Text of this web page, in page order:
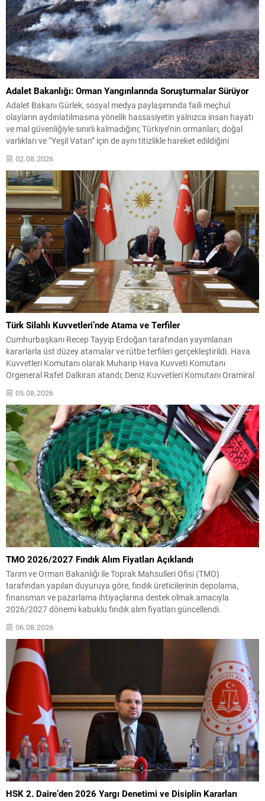
Adalet Bakanlığı: Orman Yangınlarında Soruşturmalar Sürüyor
Adalet Bakanı Gürlek, sosyal medya paylaşımında faili meçhul
olayların aydınlatılmasına yönelik hassasiyetin yalnızca insan hayatı
ve mal güvenliğiyle sınırlı kalmadığını; Türkiye’nin ormanları, doğal
varlıkları ve “Yeşil Vatan” için de aynı titizlikle hareket edildiğini
vurguladı. Bakanlık bünyesinde kurulan Doğal Afet ve Kazalar Daire
Başkanlığı ile yürütülen çalışmaların, orman yangınlarına ilişkin adli...
02.08.2026
Türk Silahlı Kuvvetleri’nde Atama ve Terfiler
Cumhurbaşkanı Recep Tayyip Erdoğan tarafından yayımlanan
kararlarla üst düzey atamalar ve rütbe terfileri gerçekleştirildi. Hava
Kuvvetleri Komutanı olarak Muharip Hava Kuvveti Komutanı
Orgeneral Rafet Dalkıran atandı; Deniz Kuvvetleri Komutanı Oramiral
Ercüment Tatlıoğlu’nun görev süresi ise 30 Ağustos itibarıyla bir yıl
daha uzatıldı. Aynı kararnameyle 30 Ağustos tarihinden geçerli olmak
üzere...
05.08.2026
TMO 2026/2027 Fındık Alım Fiyatları Açıklandı
Tarım ve Orman Bakanlığı ile Toprak Mahsulleri Ofisi (TMO)
tarafından yapılan duyuruya göre, fındık üreticilerinin depolama,
finansman ve pazarlama ihtiyaçlarına destek olmak amacıyla
2026/2027 dönemi kabuklu fındık alım fiyatları güncellendi.
ilan edilen tutarlar üzerinden alım yapılacak. TMO, alım sürecine ilişkin
tüm...
06.08.2026
HSK 2. Daire’den 2026 Yargı Denetimi ve Disiplin Kararları